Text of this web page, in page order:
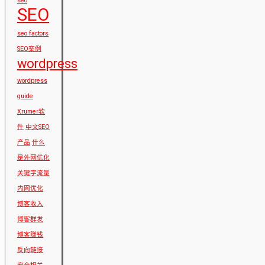
SEO
seo factors
SEO案例
wordpress
wordpress
guide
Xrumer软
件 中文SEO
产品 什么
是外网优化
关键字流量
内网优化
博客收入
博客群发
博客赚钱
反向链接